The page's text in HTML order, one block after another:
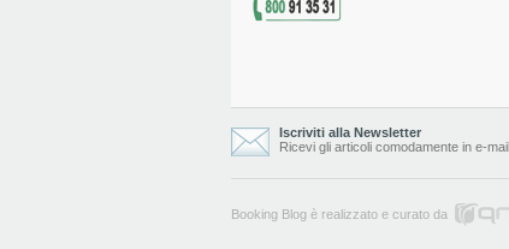
Iscriviti alla Newsletter
Ricevi gli articoli comodamente in e-mail
Booking Blog è realizzato e curato da